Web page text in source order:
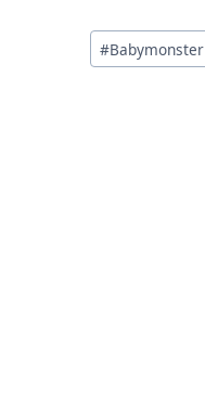
投
稿
#Babymonster